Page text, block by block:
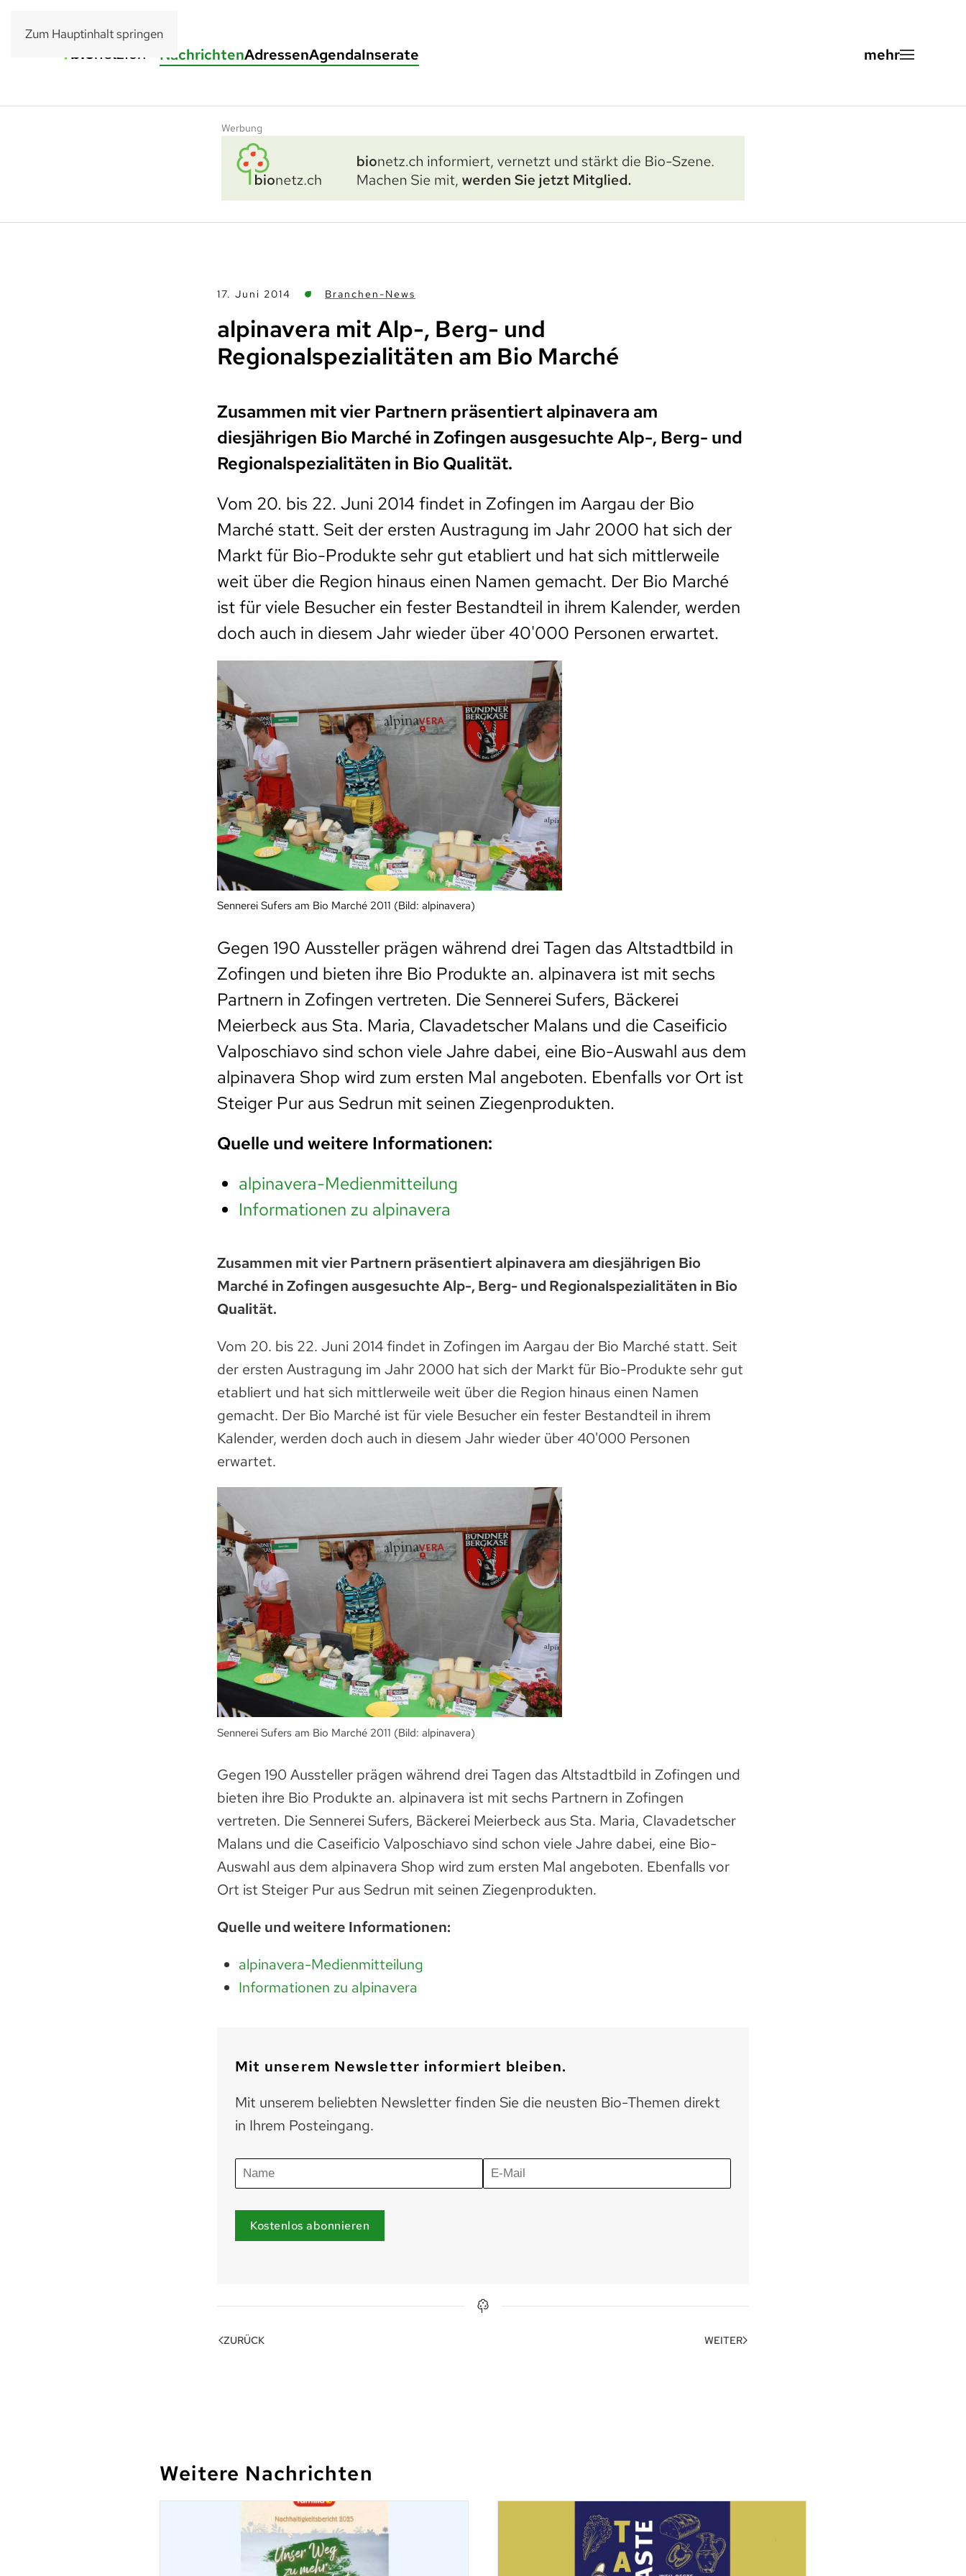
Zum Hauptinhalt springen
NachrichtenAdressenAgendaInserate
Werbung
17. Juni 2014 Branchen-News
alpinavera mit Alp-, Berg- und
Regionalspezialitäten am Bio Marché
Zusammen mit vier Partnern präsentiert alpinavera am
diesjährigen Bio Marché in Zofingen ausgesuchte Alp-, Berg- und
Regionalspezialitäten in Bio Qualität.
Vom 20. bis 22. Juni 2014 findet in Zofingen im Aargau der Bio
Marché statt. Seit der ersten Austragung im Jahr 2000 hat sich der
Markt für Bio-Produkte sehr gut etabliert und hat sich mittlerweile
weit über die Region hinaus einen Namen gemacht. Der Bio Marché
ist für viele Besucher ein fester Bestandteil in ihrem Kalender, werden
doch auch in diesem Jahr wieder über 40'000 Personen erwartet.
Sennerei Sufers am Bio Marché 2011 (Bild: alpinavera)
Gegen 190 Aussteller prägen während drei Tagen das Altstadtbild in
Zofingen und bieten ihre Bio Produkte an. alpinavera ist mit sechs
Partnern in Zofingen vertreten. Die Sennerei Sufers, Bäckerei
Meierbeck aus Sta. Maria, Clavadetscher Malans und die Caseificio
Valposchiavo sind schon viele Jahre dabei, eine Bio-Auswahl aus dem
alpinavera Shop wird zum ersten Mal angeboten. Ebenfalls vor Ort ist
Steiger Pur aus Sedrun mit seinen Ziegenprodukten.
Quelle und weitere Informationen:
alpinavera-Medienmitteilung
Informationen zu alpinavera
Zusammen mit vier Partnern präsentiert alpinavera am diesjährigen Bio
Marché in Zofingen ausgesuchte Alp-, Berg- und Regionalspezialitäten in Bio
Qualität.
Vom 20. bis 22. Juni 2014 findet in Zofingen im Aargau der Bio Marché statt. Seit
der ersten Austragung im Jahr 2000 hat sich der Markt für Bio-Produkte sehr gut
etabliert und hat sich mittlerweile weit über die Region hinaus einen Namen
gemacht. Der Bio Marché ist für viele Besucher ein fester Bestandteil in ihrem
Kalender, werden doch auch in diesem Jahr wieder über 40'000 Personen
erwartet.
Sennerei Sufers am Bio Marché 2011 (Bild: alpinavera)
Gegen 190 Aussteller prägen während drei Tagen das Altstadtbild in Zofingen und
bieten ihre Bio Produkte an. alpinavera ist mit sechs Partnern in Zofingen
vertreten. Die Sennerei Sufers, Bäckerei Meierbeck aus Sta. Maria, Clavadetscher
Malans und die Caseificio Valposchiavo sind schon viele Jahre dabei, eine Bio-
Auswahl aus dem alpinavera Shop wird zum ersten Mal angeboten. Ebenfalls vor
Ort ist Steiger Pur aus Sedrun mit seinen Ziegenprodukten.
Quelle und weitere Informationen:
alpinavera-Medienmitteilung
Informationen zu alpinavera
Mit unserem Newsletter informiert bleiben.
Mit unserem beliebten Newsletter finden Sie die neusten Bio-Themen direkt
in Ihrem Posteingang.
Kostenlos abonnieren
ZURÜCK WEITER
Weitere Nachrichten